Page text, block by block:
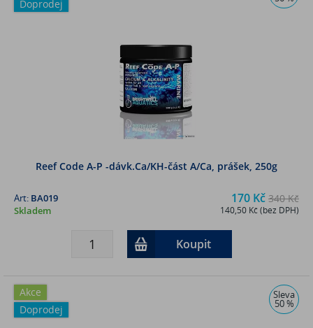
Doprodej
Reef Code A-P -dávk.Ca/KH-část A/Ca, prášek, 250g
170 Kč 340 Kč
140,50 Kč (bez DPH)
Art: BA019
Skladem
Koupit
Akce
Doprodej
Sleva
50 %